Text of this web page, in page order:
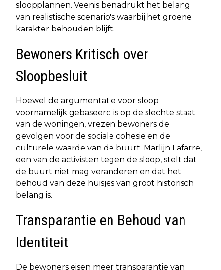
sloopplannen. Veenis benadrukt het belang
van realistische scenario's waarbij het groene
karakter behouden blijft.
Bewoners Kritisch over
Sloopbesluit
Hoewel de argumentatie voor sloop
voornamelijk gebaseerd is op de slechte staat
van de woningen, vrezen bewoners de
gevolgen voor de sociale cohesie en de
culturele waarde van de buurt. Marlijn Lafarre,
een van de activisten tegen de sloop, stelt dat
de buurt niet mag veranderen en dat het
behoud van deze huisjes van groot historisch
belang is.
Transparantie en Behoud van
Identiteit
De bewoners eisen meer transparantie van